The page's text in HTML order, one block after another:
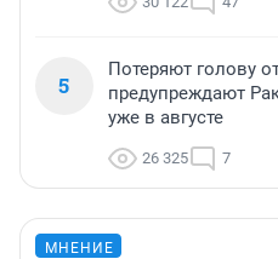
5
Потеряют голову
предупреждают
уже в августе
26 325 7
МНЕНИЕ